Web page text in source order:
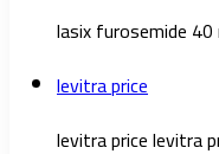
lasix furosemide
levitra price
levitra price levitra